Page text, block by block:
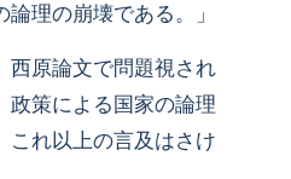
理の崩壊である。」
原論文で問題視され
政策による国家の論理
これ以上の言及はさけ